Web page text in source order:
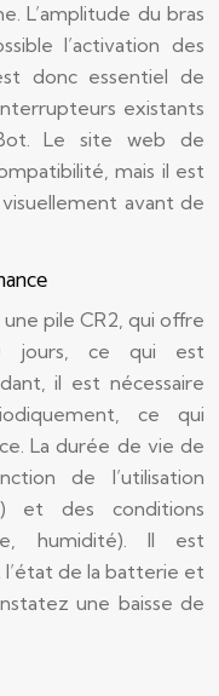
L’amplitude du bras
l’activation des
donc essentiel de
existants
Le site web de
mais il est
avant de
pile CR2, qui offre
jours, ce qui est
il est nécessaire
ce qui
La durée de vie de
de l’utilisation
et des conditions
humidité). Il est
de la batterie et
une baisse de